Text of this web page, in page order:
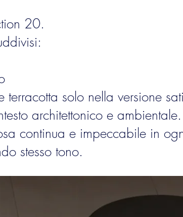
20.
solo nella versione
architettonico e ambientale.
continua e impeccabile in
stesso tono.